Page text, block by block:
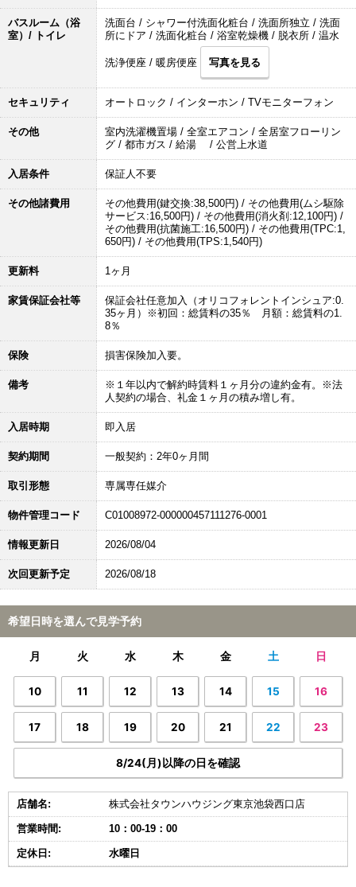
バスルーム（浴
室）/ トイレ
洗面台 / シャワー付洗面化粧台 / 洗面所独立 / 洗面
所にドア / 洗面化粧台 / 浴室乾燥機 / 脱衣所 / 温水
洗浄便座 / 暖房便座 写真を見る
セキュリティ オートロック / インターホン / TVモニターフォン
その他
室内洗濯機置場 / 全室エアコン / 全居室フローリン
グ / 都市ガス / 給湯 / 公営上水道
入居条件 保証人不要
その他諸費用
その他費用(鍵交換:38,500円) / その他費用(ムシ駆除
サービス:16,500円) / その他費用(消火剤:12,100円) /
その他費用(抗菌施工:16,500円) / その他費用(TPC:1,
650円) / その他費用(TPS:1,540円)
更新料 1ヶ月
家賃保証会社等
保証会社任意加入（オリコフォレントインシュア:0.
35ヶ月）※初回：総賃料の35％ 月額：総賃料の1.
8％
保険 損害保険加入要。
備考
※１年以内で解約時賃料１ヶ月分の違約金有。※法
人契約の場合、礼金１ヶ月の積み増し有。
入居時期 即入居
契約期間 一般契約：2年0ヶ月間
取引形態 専属専任媒介
物件管理コード C01008972-000000457111276-0001
情報更新日 2026/08/04
次回更新予定 2026/08/18
希望日時を選んで見学予約
月 火 水 木 金 土 日
10 11 12 13 14 15 16
17 18 19 20 21 22 23
8/24(月)以降の日を確認
店舗名: 株式会社タウンハウジング東京池袋西口店
営業時間: 10：00-19：00
定休日: 水曜日